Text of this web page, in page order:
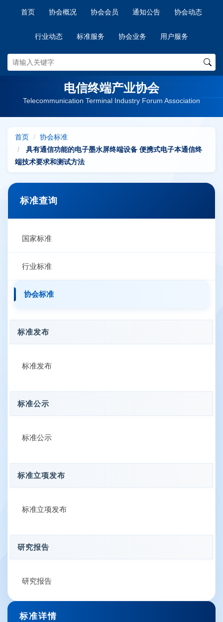
首页 协会概况 协会会员 通知公告 协会动态
行业动态 标准服务 协会业务 用户服务
电信终端产业协会
Telecommunication Terminal Industry Forum Association
首页
协会标准
具有通信功能的电子墨水屏终端设备 便携式电子本通信终
端技术要求和测试方法
标准查询
国家标准
行业标准
协会标准
标准发布
标准发布
标准公示
标准公示
标准立项发布
标准立项发布
研究报告
研究报告
标准详情